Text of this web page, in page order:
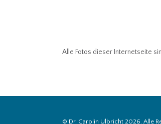
Alle Fotos dieser Internetseite
© Dr. Carolin Ulbricht 2026. Alle